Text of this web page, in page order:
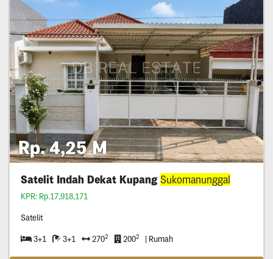
Rp. 4,25 M
Satelit Indah Dekat Kupang Sukomanunggal
KPR: Rp.17,918,171
Satelit
3+1 3+1 2702 2002 | Rumah